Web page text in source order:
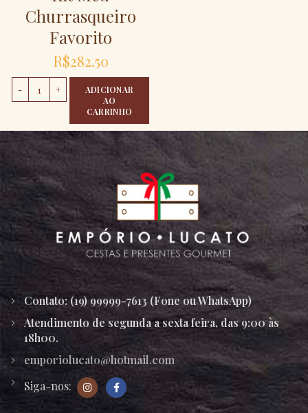
Churrasqueiro
Favorito
R$282.50
Kit Meu Churrasqueiro Favorito quantidade
ADICIONAR
AO
CARRINHO
Contato: (19) 99999-7613 (Fone ou WhatsApp)
Atendimento de segunda a sexta feira, das 9:00 às
18h00.
emporiolucato@hotmail.com
Siga-nos: